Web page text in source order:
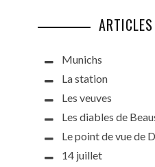
Munichs
La station
Les veuves
Les diables de
Le point de vue de
14 juillet